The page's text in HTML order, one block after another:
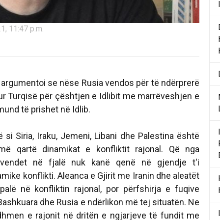
11:47 p.m.
se nëse Rusia vendos për të ndërprerë
Turqisë për çështjen e Idlibit me marrëveshjen e
të prishet në Idlib.
Siria, Iraku, Jemeni, Libani dhe Palestina është
qartë dinamikat e konfliktit rajonal. Që nga
vendet në fjalë nuk kanë qenë në gjendje t'i
konflikti. Aleanca e Gjirit me Iranin dhe aleatët
në konfliktin rajonal, por përfshirja e fuqive
dhe Rusia e ndërlikon më tej situatën. Ne
e rajonit në dritën e ngjarjeve të fundit me